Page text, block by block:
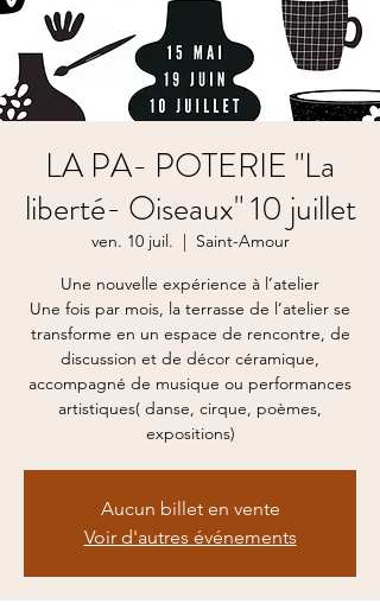
LA PA- POTERIE "La
liberté- Oiseaux" 10 juillet
ven. 10 juil.
  |
Saint-Amour
Une nouvelle expérience à l’atelier
Une fois par mois, la terrasse de l’atelier se
transforme en un espace de rencontre, de
discussion et de décor céramique,
accompagné de musique ou performances
artistiques( danse, cirque, poèmes,
expositions)
Aucun billet en vente
Voir d'autres événements